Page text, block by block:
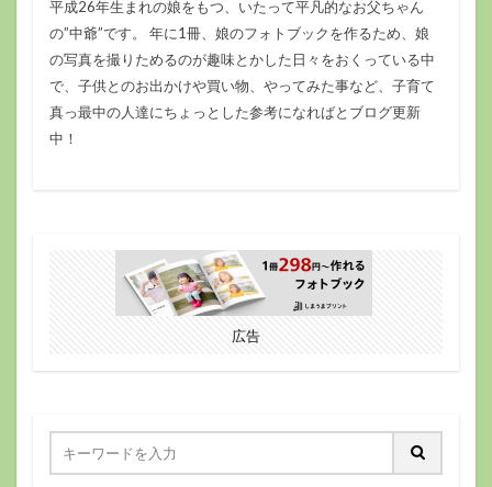
平成26年生まれの娘をもつ、いたって平凡的なお父ちゃん
の”中爺”です。 年に1冊、娘のフォトブックを作るため、娘
の写真を撮りためるのが趣味とかした日々をおくっている中
で、子供とのお出かけや買い物、やってみた事など、子育て
真っ最中の人達にちょっとした参考になればとブログ更新
中！
広告